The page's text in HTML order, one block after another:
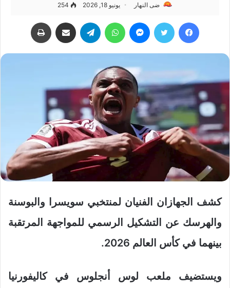
ضى النهار يونيو 18, 2026 254
فيسبوك تويتر ماسنجر واتساب تيلقرام مشاركة عبر البريد
كشف الجهازان الفنيان لمنتخبي سويسرا والبوسنة
والهرسك عن التشكيل الرسمي للمواجهة المرتقبة
بينهما في كأس العالم 2026.
ويستضيف ملعب لوس أنجلوس في كاليفورنيا